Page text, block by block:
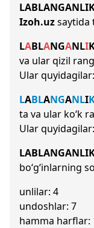
Izoh.uzsaytida
LABLANGANLI
va ular qizil
Ular quyidagilar:
LABLANGANLI
ta va ular ko‘k
Ular quyidagilar:
bo‘g‘inlarning
unlilar: 4
undoshlar: 7
hamma harflar: